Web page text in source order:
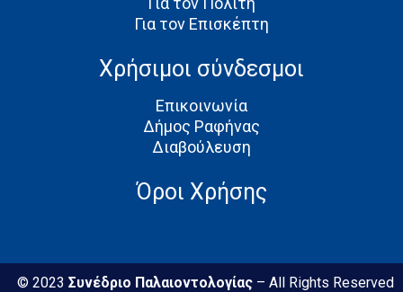
Για τον Επισκέπτη
Χρήσιμοι σύνδεσμοι
Επικοινωνία
Δήμος Ραφήνας
Διαβούλευση
Όροι Χρήσης
© 2023 Συνέδριο Παλαιοντολογίας – All Rights Reserved